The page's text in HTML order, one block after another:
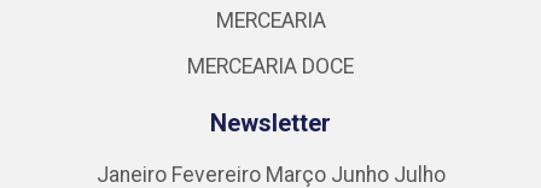
MERCEARIA
MERCEARIA DOCE
Newsletter
Janeiro Fevereiro Março Junho Julho